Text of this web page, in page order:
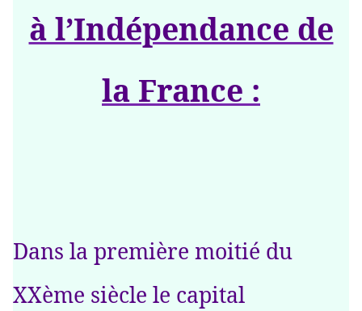
à l’Indépendance de
la France :
Dans la première moitié du
XXème siècle le capital